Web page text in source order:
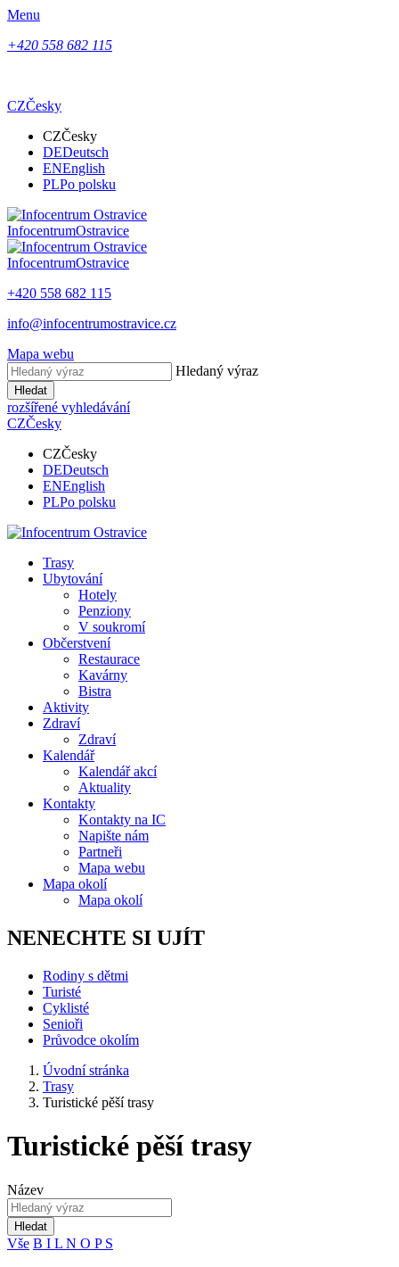
Menu
+420 558 682 115
CZČesky
CZČesky
DEDeutsch
ENEnglish
PLPo polsku
InfocentrumOstravice
InfocentrumOstravice
+420 558 682 115
info@infocentrumostravice.cz
Mapa webu
Hledaný výraz
Hledat
rozšířené vyhledávání
CZČesky
CZČesky
DEDeutsch
ENEnglish
PLPo polsku
Trasy
Ubytování
Hotely
Penziony
V soukromí
Občerstvení
Restaurace
Kavárny
Bistra
Aktivity
Zdraví
Zdraví
Kalendář
Kalendář akcí
Aktuality
Kontakty
Kontakty na IC
Napište nám
Partneři
Mapa webu
Mapa okolí
Mapa okolí
NENECHTE SI UJÍT
Rodiny s dětmi
Turisté
Cyklisté
Senioři
Průvodce okolím
Úvodní stránka
Trasy
Turistické pěší trasy
Turistické pěší trasy
Název
Hledat
Vše B I L N O P S